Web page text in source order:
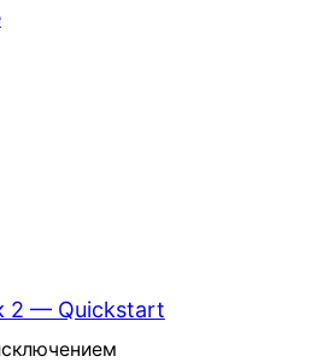
2 — Quickstart